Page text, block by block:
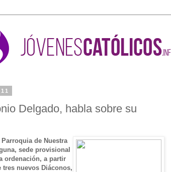
Delgado, habla sobre su
de Nuestra
sede provisional
ordenación, a partir
tres nuevos Diáconos,